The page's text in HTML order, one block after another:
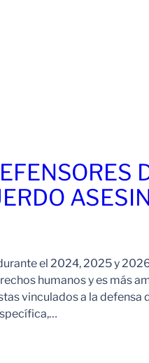
el 2024, 2025 y
humanos y es más
vinculados a la defensa